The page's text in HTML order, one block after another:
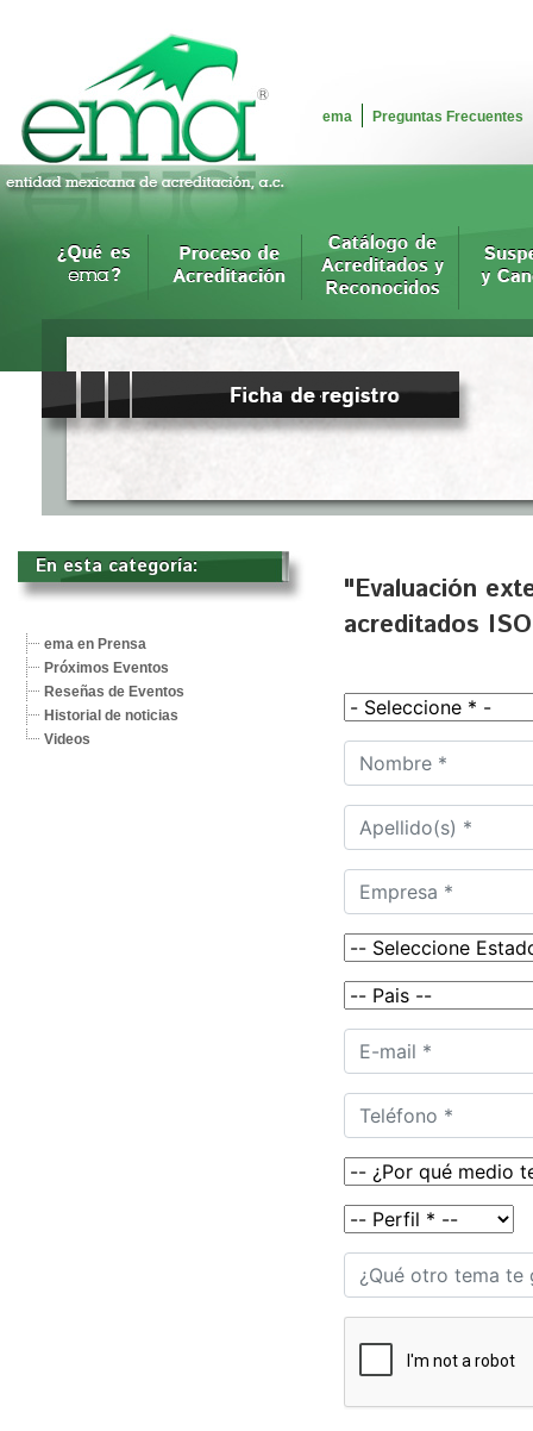
ema Preguntas Frecuentes
"Evaluación
acreditados
En esta categoría:
ema en Prensa
Próximos Eventos
Reseñas de Eventos
Historial de noticias
Videos